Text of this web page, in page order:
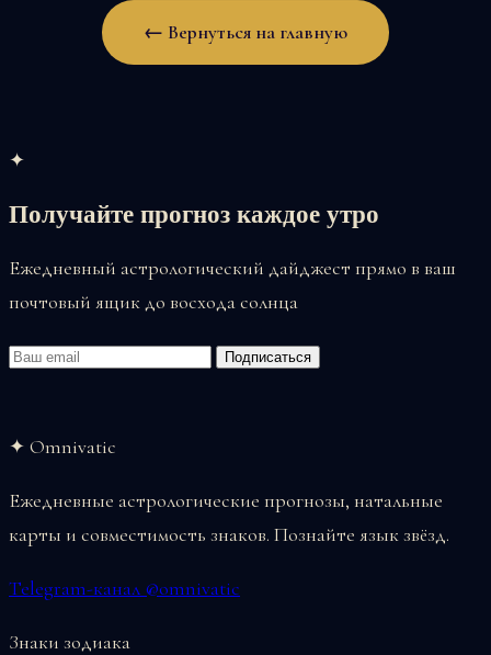
← Вернуться на главную
✦
Получайте прогноз каждое утро
Ежедневный астрологический дайджест прямо в ваш
почтовый ящик до восхода солнца
Email Подписаться
✦ Omnivatic
Ежедневные астрологические прогнозы, натальные
карты и совместимость знаков. Познайте язык звёзд.
Telegram-канал @omnivatic
Знаки зодиака